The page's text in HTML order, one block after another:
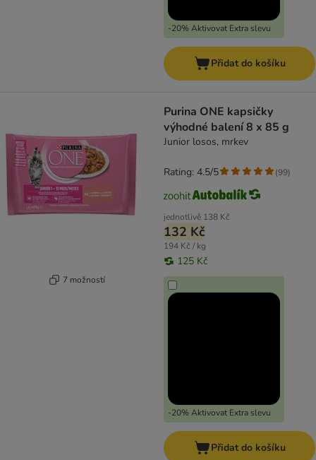
-20% Aktivovat Extra slevu
Přidat do košíku
7 možností
Purina ONE kapsičky
výhodné balení 8 x 85 g
Junior losos, mrkev
jednotlivě 138 Kč
132 Kč
194 Kč / kg
125 Kč
-20% Aktivovat Extra slevu
Rating: 4.5/5 (99)
Přidat do košíku